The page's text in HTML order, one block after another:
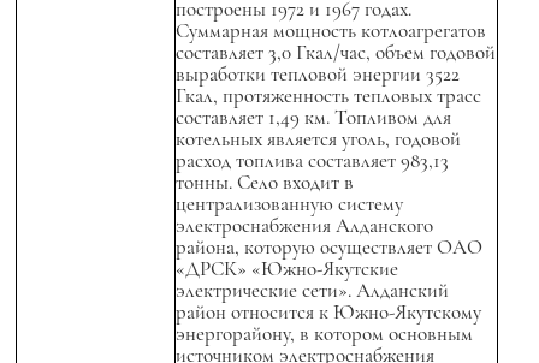
построены 1972 и 1967 годах.
Суммарная мощность котлоагрегатов
составляет 3,0 Гкал/час, объем годовой
выработки тепловой энергии 3522
Гкал, протяженность тепловых трасс
составляет 1,49 км. Топливом для
котельных является уголь, годовой
расход топлива составляет 983,13
тонны. Село входит в
централизованную систему
электроснабжения Алданского
района, которую осуществляет ОАО
«ДРСК» «Южно-Якутские
электрические сети». Алданский
район относится к Южно-Якутскому
энергорайону, в котором основным
источником электроснабжения